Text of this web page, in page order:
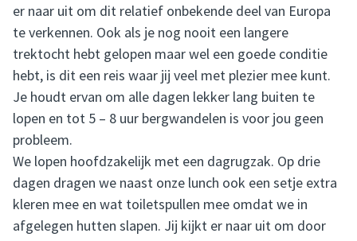
er naar uit om dit relatief onbekende deel van Europa
te verkennen. Ook als je nog nooit een langere
trektocht hebt gelopen maar wel een goede conditie
hebt, is dit een reis waar jij veel met plezier mee kunt.
Je houdt ervan om alle dagen lekker lang buiten te
lopen en tot 5 – 8 uur bergwandelen is voor jou geen
probleem.
We lopen hoofdzakelijk met een dagrugzak. Op drie
dagen dragen we naast onze lunch ook een setje extra
kleren mee en wat toiletspullen mee omdat we in
afgelegen hutten slapen. Jij kijkt er naar uit om door